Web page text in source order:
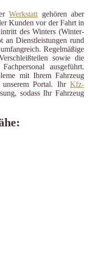
Werkstatt gehören aber
Kunden vor der Fahrt in
des Winters (Winter-
an Dienstleistungen rund
Regelmäßige
sowie die
ausgeführt.
mit Ihrem Fahrzeug
Portal. Ihr Kfz-
sodass Ihr Fahrzeug